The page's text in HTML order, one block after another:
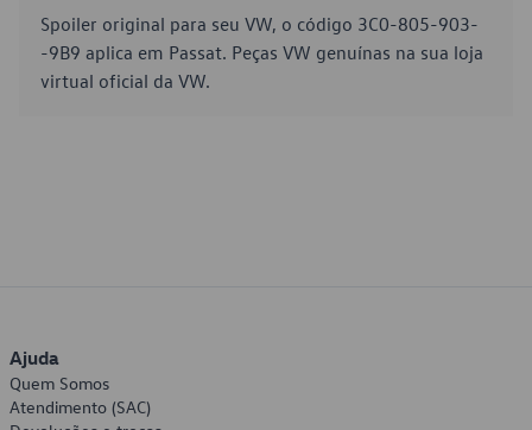
Spoiler original para seu VW, o código 3C0-805-903-
-9B9 aplica em Passat. Peças VW genuínas na sua loja
virtual oficial da VW.
Ajuda
Quem Somos
Atendimento (SAC)